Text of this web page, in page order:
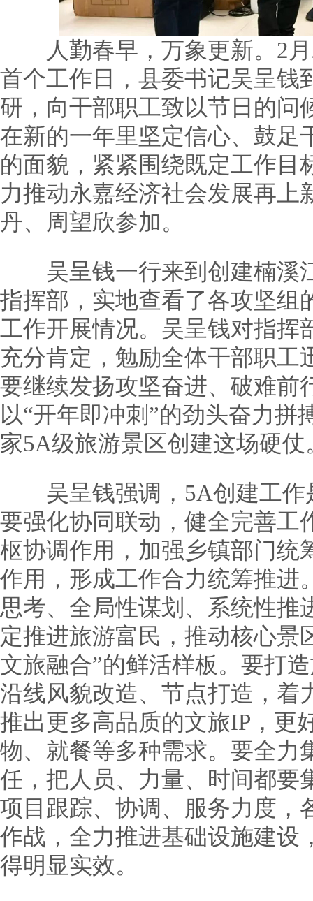
人勤春早，万象更新。2月
首个工作日，县委书记吴呈钱
研，向干部职工致以节日的问
在新的一年里坚定信心、鼓足
的面貌，紧紧围绕既定工作目
力推动永嘉经济社会发展再上
丹、周望欣参加。
吴呈钱一行来到创建楠溪
指挥部，实地查看了各攻坚组
工作开展情况。吴呈钱对指挥
充分肯定，勉励全体干部职工
要继续发扬攻坚奋进、破难前
以“开年即冲刺”的劲头奋力拼
家5A级旅游景区创建这场硬仗
吴呈钱强调，5A创建工作
要强化协同联动，健全完善工
枢协调作用，加强乡镇部门统
作用，形成工作合力统筹推进
思考、全局性谋划、系统性推
定推进旅游富民，推动核心景
文旅融合”的鲜活样板。要打
沿线风貌改造、节点打造，着
推出更多高品质的文旅IP，更
物、就餐等多种需求。要全力
任，把人员、力量、时间都要
项目跟踪、协调、服务力度，
作战，全力推进基础设施建设
得明显实效。